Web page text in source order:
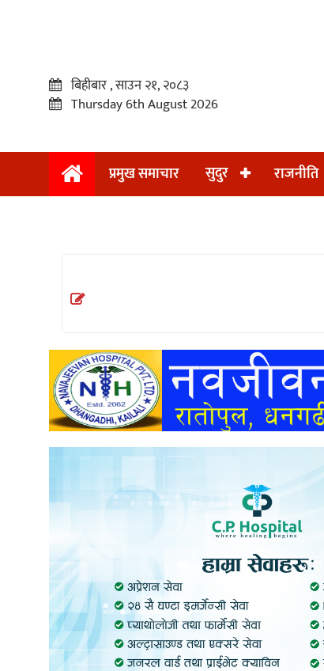
प्रमुख
अन्तराष्ट्रिय
अन्तर्वार्ता
खेलकुद
बिहीबार , साउन २१, २०८३
Thursday 6th August 2026
प्रमुख समाचार सुदुर राजनीति